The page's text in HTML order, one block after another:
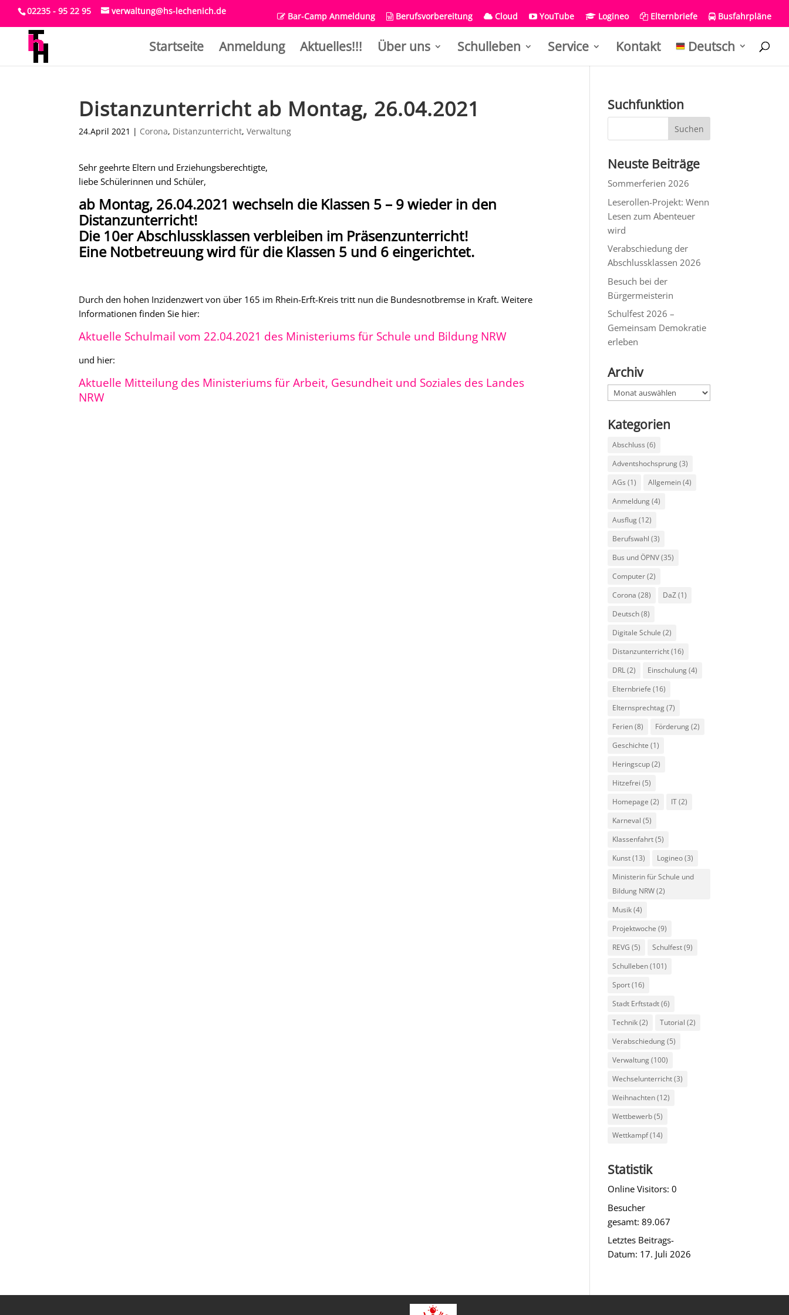
02235 - 95 22 95 verwaltung@hs-lechenich.de Bar-Camp Anmeldung Berufsvorbereitung Cloud YouTube Logineo Elternbriefe Busfahrpläne
Startseite Anmeldung Aktuelles!!! Über uns Schulleben Service Kontakt Deutsch
Distanzunterricht ab Montag, 26.04.2021
24.April 2021 | Corona, Distanzunterricht,Verwaltung
Sehr geehrte Eltern und Erziehungsberechtigte,
liebe Schülerinnen und Schüler,
ab Montag, 26.04.2021 wechseln die Klassen 5 – 9 wieder in den
Distanzunterricht!
Die 10er Abschlussklassen verbleiben im Präsenzunterricht!
Eine Notbetreuung wird für die Klassen 5 und 6 eingerichtet.
Durch den hohen Inzidenzwert von über 165 im Rhein-Erft-Kreis tritt nun die Bundesnotbremse in Kraft. Weitere
Informationen finden Sie hier:
Aktuelle Schulmail vom 22.04.2021 des Ministeriums für Schule und Bildung NRW
und hier:
Aktuelle Mitteilung des Ministeriums für Arbeit, Gesundheit und Soziales des Landes
NRW
Suchfunktion
Neuste Beiträge
Sommerferien 2026
Leserollen-Projekt: Wenn
Lesen zum Abenteuer
wird
Verabschiedung der
Abschlussklassen 2026
Besuch bei der
Bürgermeisterin
Schulfest 2026 –
Gemeinsam Demokratie
erleben
Archiv
Archiv
Kategorien
Abschluss (6)
Adventshochsprung(3)
AGs (1) Allgemein(4)
Anmeldung(4)
Ausflug(12)
Berufswahl (3)
Bus und ÖPNV(35)
Computer(2)
Corona (28) DaZ(1)
Deutsch(8)
Digitale Schule (2)
Distanzunterricht(16)
DRL(2) Einschulung(4)
Elternbriefe (16)
Elternsprechtag(7)
Ferien(8) Förderung(2)
Geschichte (1)
Heringscup(2)
Hitzefrei (5)
Homepage (2) IT(2)
Karneval (5)
Klassenfahrt(5)
Kunst(13) Logineo(3)
Ministerin für Schule und
Bildung NRW(2)
Musik(4)
Projektwoche (9)
REVG (5) Schulfest(9)
Schulleben(101)
Sport(16)
Stadt Erftstadt(6)
Technik(2) Tutorial (2)
Verabschiedung(5)
Verwaltung(100)
Wechselunterricht(3)
Weihnachten(12)
Wettbewerb(5)
Wettkampf(14)
Statistik
Online Visitors:0
Besucher
gesamt:89.067
Letztes Beitrags-
Datum: 17. Juli 2026